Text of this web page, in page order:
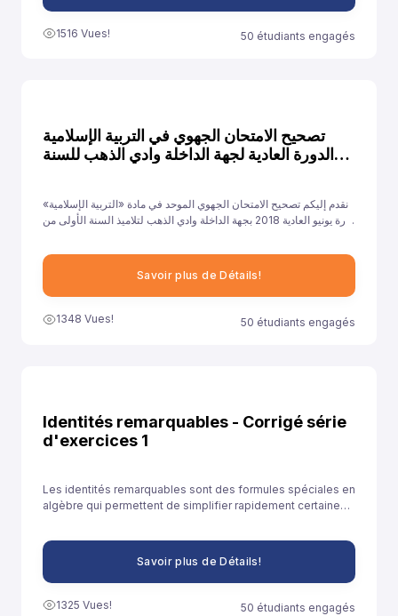
1516 Vues! 50 étudiants engagés
تصحيح الامتحان الجهوي في التربية الإسلامية
الدورة العادية لجهة الداخلة وادي الذهب للسنة
نقدم إليكم تصحيح الامتحان الجهوي الموحد في مادة «التربية الإسلامية»
دورة يونيو العادية 2018 بجهة الداخلة وادي الذهب لتلاميذ السنة الأولى من
توفيرنا لهذا النموذج إلى مساعدة تلاميذ على الاستعداد الجيد لخوض غمار
Savoir plus de Détails!
1348 Vues! 50 étudiants engagés
Identités remarquables - Corrigé série
d'exercices 1
Les identités remarquables sont des formules spéciales en
algèbre qui permettent de simplifier rapidement certaines
des expressions ou résoudre des équations plus
facilement.
Savoir plus de Détails!
1325 Vues! 50 étudiants engagés